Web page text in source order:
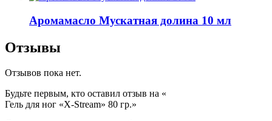
Аромамасло Мускатная долина 10 мл
Отзывы
Отзывов пока нет.
Будьте первым, кто оставил отзыв на «
Гель для ног «X-Stream» 80 гр.»